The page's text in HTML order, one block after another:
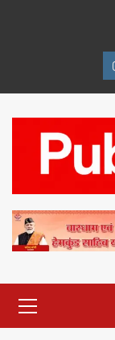
Menu